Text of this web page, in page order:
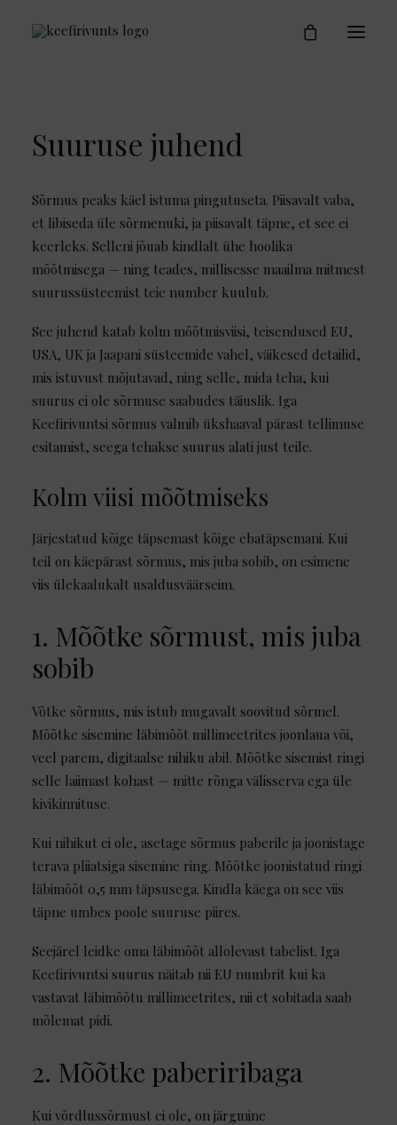
Suuruse juhend
Sõrmus peaks käel istuma pingutuseta. Piisavalt vaba,
et libiseda üle sõrmenuki, ja piisavalt täpne, et see ei
keerleks. Selleni jõuab kindlalt ühe hoolika
mõõtmisega — ning teades, millisesse maailma mitmest
suurussüsteemist teie number kuulub.
See juhend katab kolm mõõtmisviisi, teisendused EU,
USA, UK ja Jaapani süsteemide vahel, väikesed detailid,
mis istuvust mõjutavad, ning selle, mida teha, kui
suurus ei ole sõrmuse saabudes täiuslik. Iga
Keefirivuntsi sõrmus valmib ükshaaval pärast tellimuse
esitamist, seega tehakse suurus alati just teile.
Kolm viisi mõõtmiseks
Järjestatud kõige täpsemast kõige ebatäpsemani. Kui
teil on käepärast sõrmus, mis juba sobib, on esimene
viis ülekaalukalt usaldusväärseim.
1. Mõõtke sõrmust, mis juba
sobib
Võtke sõrmus, mis istub mugavalt soovitud sõrmel.
Mõõtke sisemine läbimõõt millimeetrites joonlaua või,
veel parem, digitaalse nihiku abil. Mõõtke sisemist ringi
selle laiimast kohast — mitte rõnga välisserva ega üle
kivikinnituse.
Kui nihikut ei ole, asetage sõrmus paberile ja joonistage
terava pliiatsiga sisemine ring. Mõõtke joonistatud ringi
läbimõõt 0,5 mm täpsusega. Kindla käega on see viis
täpne umbes poole suuruse piires.
Seejärel leidke oma läbimõõt allolevast tabelist. Iga
Keefirivuntsi suurus näitab nii EU numbrit kui ka
vastavat läbimõõtu millimeetrites, nii et sobitada saab
mõlemat pidi.
2. Mõõtke paberiribaga
Kui võrdlussõrmust ei ole, on järgmine